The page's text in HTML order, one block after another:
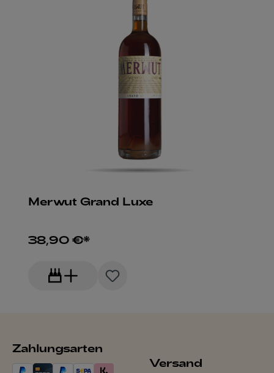
Merwut Grand Luxe
38,90 €*
Zahlungsarten
Versand